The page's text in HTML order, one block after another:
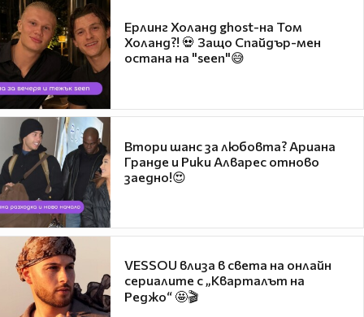
Ерлинг Холанд ghost-на Том
Холанд?! 💀 Защо Спайдър-мен
остана на "seen"😅
Втори шанс за любовта? Ариана
Гранде и Рики Алварес отново
заедно!😍
VESSOU влиза в света на онлайн
сериалите с „Кварталът на
Реджо“ 🤩🎬